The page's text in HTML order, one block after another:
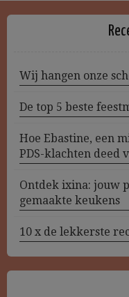
Wij hangen onze
De top 5 beste
Hoe Ebastine, een
PDS-klachten deed
Ontdek ixina: jouw
gemaakte keukens
10 x de lekkerste